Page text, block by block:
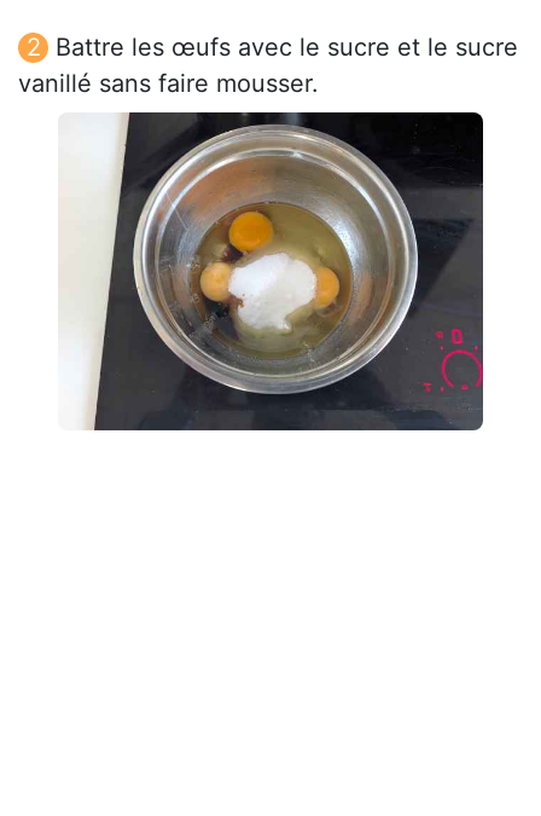
Battre les œufs avec le sucre et le sucre
vanillé sans faire mousser.